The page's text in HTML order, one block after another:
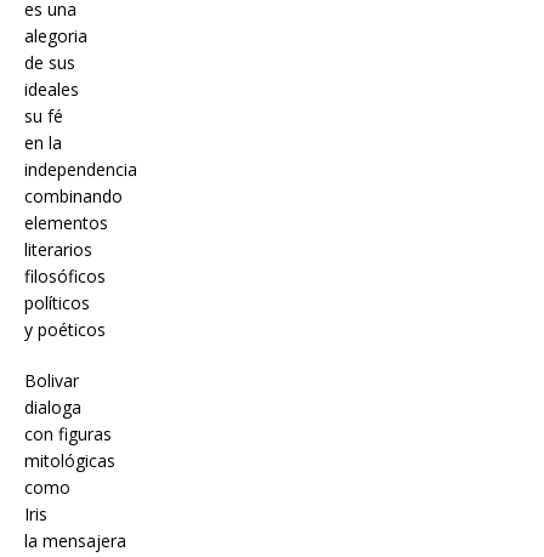
es una
alegoria
de sus
ideales
su fé
en la
independencia
combinando
elementos
literarios
filosóficos
políticos
y poéticos
Bolivar
dialoga
con figuras
mitológicas
como
Iris
la mensajera